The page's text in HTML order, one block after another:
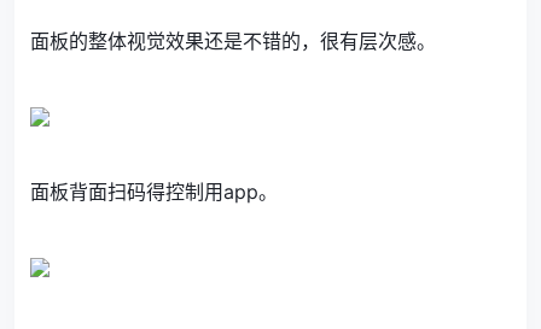
面板的整体视觉效果还是不错的，很有层次感。
面板背面扫码得控制用app。